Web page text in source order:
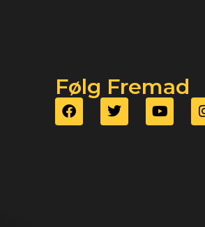
Følg Fremad